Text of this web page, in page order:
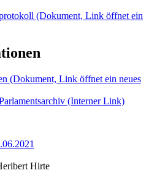
(Dokument, Link öffnet ein
(Dokument, Link öffnet ein neues
(Interner Link)
Hirte